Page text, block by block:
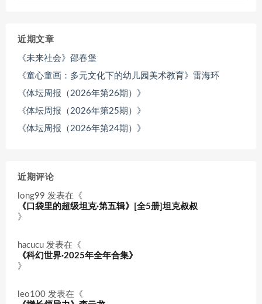
近期文章
《未来社会》邵春堡
《童心童画：多元文化下的幼儿园美术教育》雷海环
《体坛周报（2026年第26期）》
《体坛周报（2026年第25期）》
《体坛周报（2026年第24期）》
近期评论
long99 发表在《
《口袋里的超级坦克·第五辑》[全5册]坦克叔叔
》
hacucu 发表在《
《科幻世界·2025年全年合集》
》
leo100 发表在《